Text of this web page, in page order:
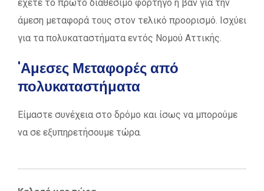
έχετε το πρώτο διαθέσιμο φορτηγό η βαν για την
άμεση μεταφορά τους στον τελικό προορισμό. Ισχύει
για τα πολυκαταστήματα εντός Νομού Αττικής.
'Αμεσες Μεταφορές από
πολυκαταστήματα
Είμαστε συνέχεια στο δρόμο και ίσως να μπορούμε
να σε εξυπηρετήσουμε τώρα.